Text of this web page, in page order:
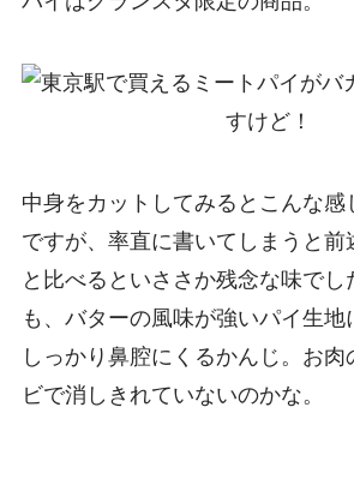
中身をカットしてみるとこんな感
ですが、率直に書いてしまうと前
と比べるといささか残念な味でし
も、バターの風味が強いパイ生
しっかり鼻腔にくるかんじ。お肉
ビで消しきれていないのかな。